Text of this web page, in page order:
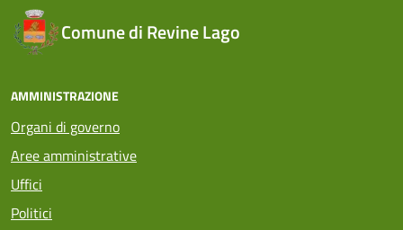
Comune di Revine Lago
AMMINISTRAZIONE
Organi di governo
Aree amministrative
Uffici
Politici